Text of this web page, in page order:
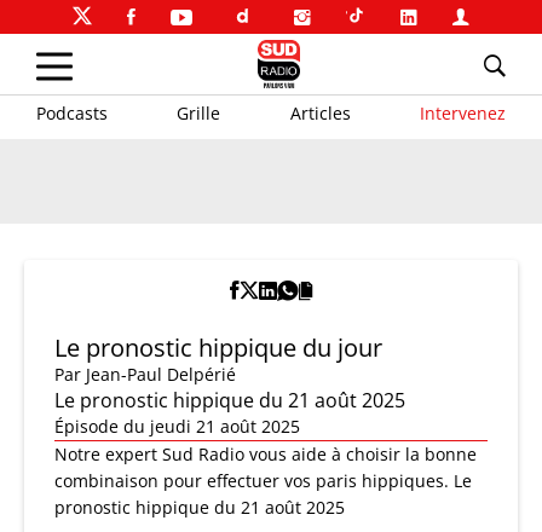
Podcasts Grille Articles Intervenez
Le pronostic hippique du jour
Par Jean-Paul Delpérié
Le pronostic hippique du 21 août 2025
Épisode du jeudi 21 août 2025
Notre expert Sud Radio vous aide à choisir la bonne
combinaison pour effectuer vos paris hippiques. Le
pronostic hippique du 21 août 2025